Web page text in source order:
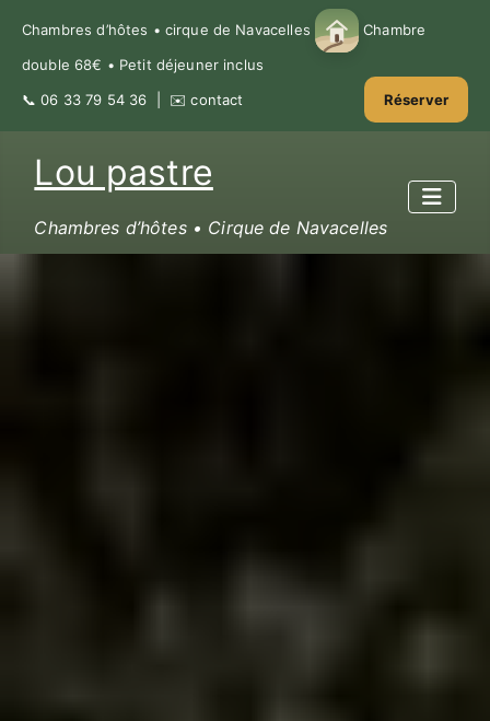
Chambres d’hôtes • cirque de Navacelles Chambre
double 68€ • Petit déjeuner inclus
📞06 33 79 54 36 | ✉️contact Réserver
Lou pastre
Chambres d’hôtes • Cirque de Navacelles